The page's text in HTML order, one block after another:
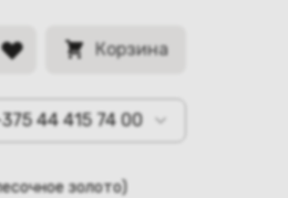
Корзина
44 415 74 00
золото)